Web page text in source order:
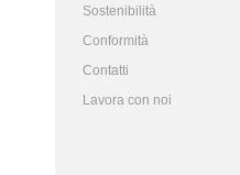
Sostenibilità
Conformità
Contatti
Lavora con noi